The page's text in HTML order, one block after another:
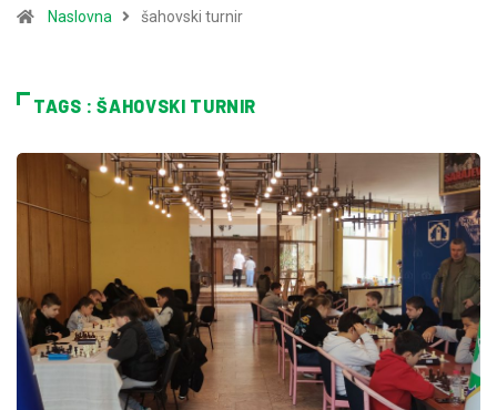
Naslovna šahovski turnir
TAGS : ŠAHOVSKI TURNIR